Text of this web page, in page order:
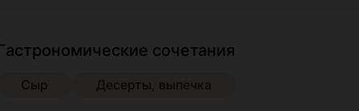
сочетания
Сыр Десерты, выпечка